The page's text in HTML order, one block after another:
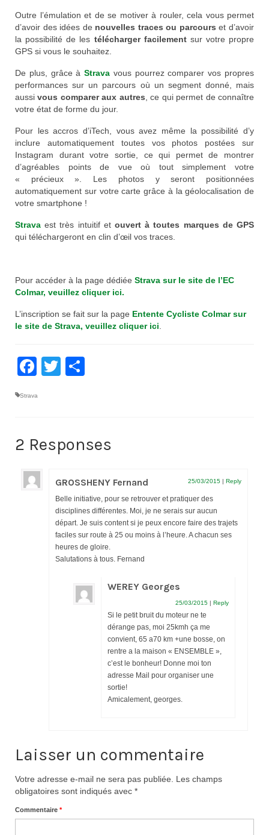
Nos manifestations
Nos organisations de la saison
Route
VTT
BMX
Piste
Cyclo-Cross
Actualités
Préparation
Préparation Physique
Documentation
Sorties
VTT
Team Hase
Nos organisations de la saison
Outre l’émulation et de se motiver à rouler, cela vous permet
d’avoir des idées de nouvelles traces ou parcours et d’avoir
la possibilité de les télécharger facilementsur votre propre
GPS si vous le souhaitez.
De plus, grâce àStrava vous pourrez comparer vos propres
performances sur un parcours où un segment donné, mais
aussivous comparer aux autres, ce qui permet de connaître
votre état de forme du jour.
Pour les accros d’iTech, vous avez même la possibilité d’y
inclure automatiquement toutes vos photos postées sur
Instagram durant votre sortie, ce qui permet de montrer
d’agréables points de vue où tout simplement votre
« précieux ». Les photos y seront positionnées
automatiquement sur votre carte grâce à la géolocalisation de
votre smartphone !
Strava est très intuitif et ouvert à toutes marques de GPS
qui téléchargeront en clin d’œil vos traces.
Pour accéder à la page dédiée Strava sur le site de l’EC
Colmar, veuillez cliquer ici.
L’inscription se fait sur la page Entente Cycliste Colmar sur
le site de Strava, veuillez cliquer ici.
Facebook
Twitter
Strava
2 Responses
GROSSHENY Fernand 25/03/2015 Reply
Belle initiative, pour se retrouver et pratiquer des
disciplines différentes. Moi, je ne serais sur aucun
départ. Je suis content si je peux encore faire des trajets
faciles sur route à 25 ou moins à l’heure. A chacun ses
heures de gloire.
Salutations à tous. Fernand
WEREY Georges
25/03/2015 Reply
Si le petit bruit du moteur ne te
dérange pas, moi 25kmh ça me
convient, 65 a70 km +une bosse, on
rentre a la maison « ENSEMBLE »,
c’est le bonheur! Donne moi ton
adresse Mail pour organiser une
sortie!
Amicalement, georges.
Laisser un commentaire
Votre adresse e-mail ne sera pas publiée. Les champs
obligatoires sont indiqués avec *
Commentaire *